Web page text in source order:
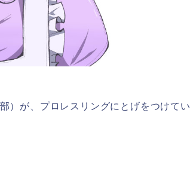
）が、プロレスリングにとげをつけてい